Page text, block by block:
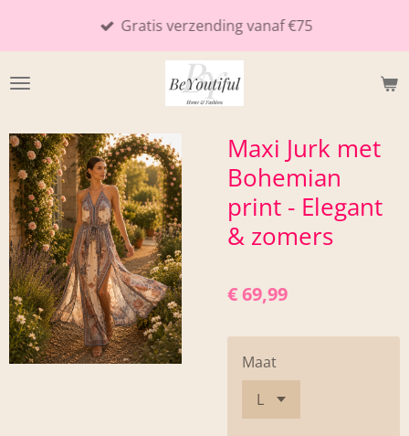
de
Gratis verzending vanaf €75
Maxi Jurk met
Bohemian
print - Elegant
& zomers
€ 69,99
Maat